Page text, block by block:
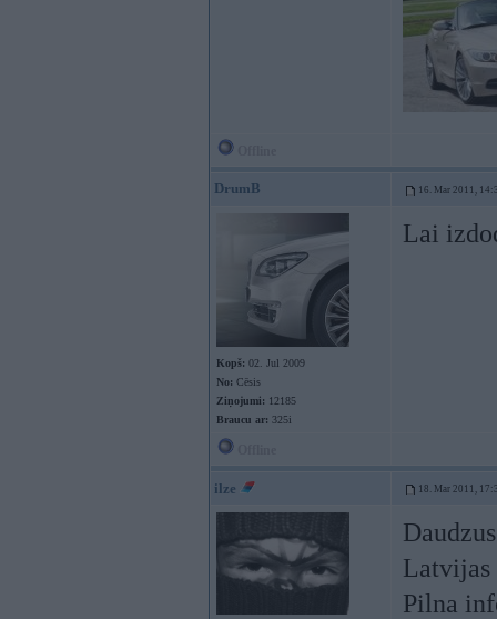
DrumB 16. Mar 2011,
Kopš: 02. Jul 2009
No: Cēsis
Ziņojumi: 12185
Braucu ar: 325i
Lai
ilze 18. Mar 2011,
Latvijas
Pilna